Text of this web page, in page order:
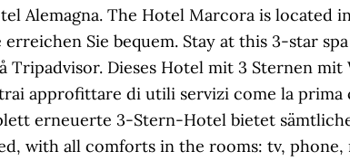
Alemagna. The Hotel Marcora is located
erreichen Sie bequem. Stay at this 3-star
Tripadvisor. Dieses Hotel mit 3 Sternen
approfittare di utili servizi come la
erneuerte 3-Stern-Hotel bietet
with all comforts in the rooms: tv,